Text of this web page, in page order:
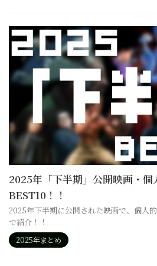
2025年「下半期」公開映画・個
BEST10！！
2025年下半期に公開された映画で、個人
で紹介！！
2025年まとめ